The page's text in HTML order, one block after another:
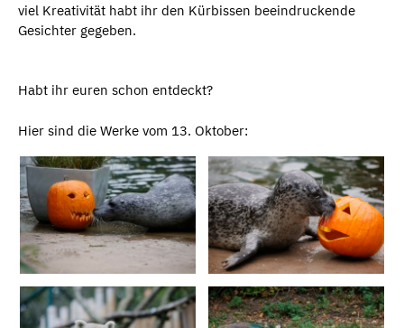
viel Kreativität habt ihr den Kürbissen beeindruckende
Gesichter gegeben.
Habt ihr euren schon entdeckt?
Hier sind die Werke vom 13. Oktober: